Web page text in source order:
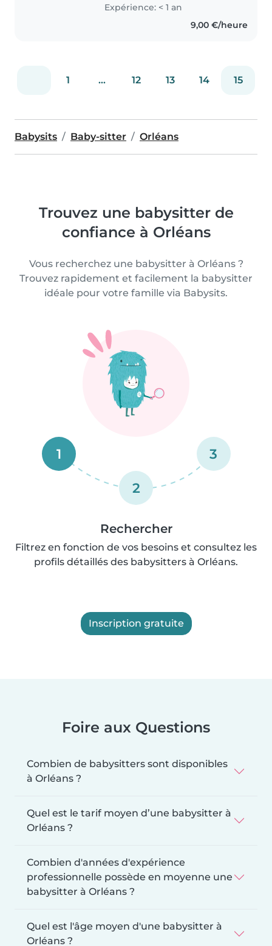
Expérience: < 1 an
9,00 €/heure
1 ... 12 13 14 15
Babysits Baby-sitter Orléans
Trouvez une babysitter de
confiance à Orléans
Vous recherchez une babysitter à Orléans ?
Trouvez rapidement et facilement la babysitter
idéale pour votre famille via Babysits.
1
2
3
Rechercher
Filtrez en fonction de vos besoins et consultez les
profils détaillés des babysitters à Orléans.
Inscription gratuite
Foire aux Questions
Combien de babysitters sont disponibles
à Orléans ?
Quel est le tarif moyen d’une babysitter à
Orléans ?
Combien d'années d'expérience
professionnelle possède en moyenne une
babysitter à Orléans ?
Quel est l'âge moyen d'une babysitter à
Orléans ?